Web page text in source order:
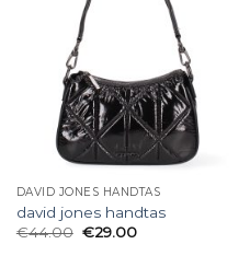
DAVID JONES HANDTAS
david jones handtas
€44.00 €29.00